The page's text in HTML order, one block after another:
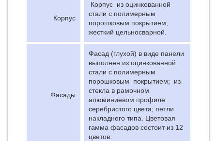
Корпус
Корпус из оцинкованной
стали с полимерным
порошковым покрытием,
жесткий цельносварной.
Фасады
Фасад (глухой) в виде панели
выполнен из оцинкованной
стали с полимерным
порошковым покрытием; из
стекла в рамочном
алюминиевом профиле
серебристого цвета; петли
накладного типа. Цветовая
гамма фасадов состоит из 12
цветов.